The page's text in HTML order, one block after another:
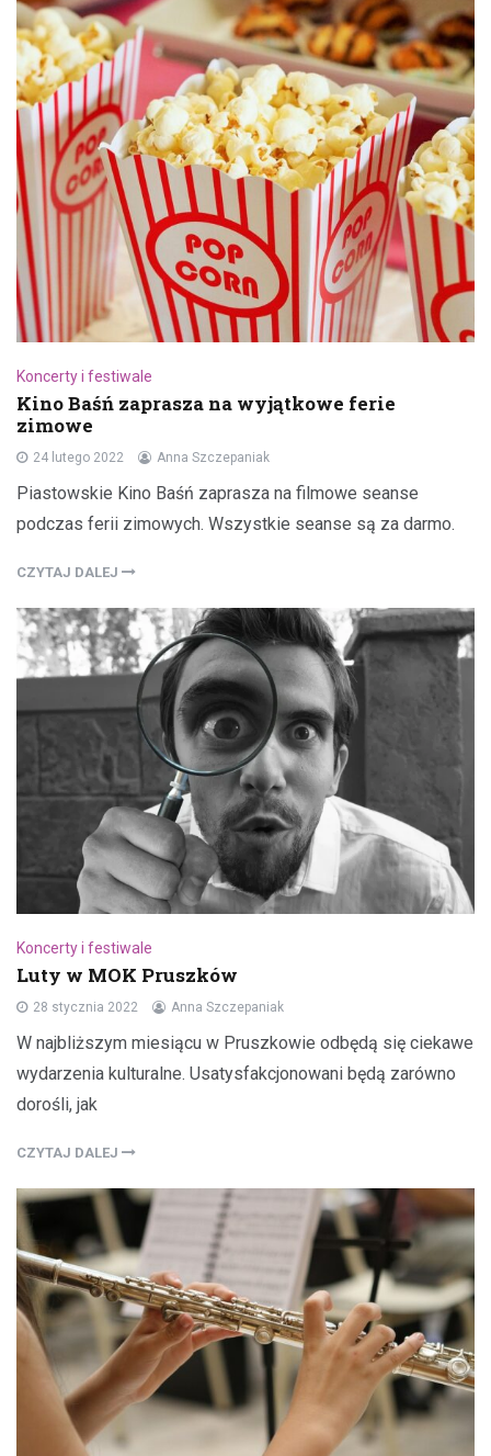
Koncerty i festiwale
Kino Baśń zaprasza na wyjątkowe ferie
zimowe
24 lutego 2022 Anna Szczepaniak
Piastowskie Kino Baśń zaprasza na filmowe seanse
podczas ferii zimowych. Wszystkie seanse są za darmo.
CZYTAJ DALEJ
Koncerty i festiwale
Luty w MOK Pruszków
28 stycznia 2022 Anna Szczepaniak
W najbliższym miesiącu w Pruszkowie odbędą się ciekawe
wydarzenia kulturalne. Usatysfakcjonowani będą zarówno
dorośli, jak
CZYTAJ DALEJ